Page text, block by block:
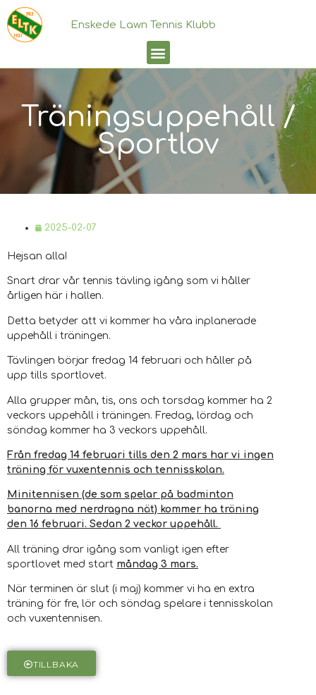
Enskede Lawn Tennis Klubb
Träningsuppehåll /
Sportlov
2025-02-07
Hejsan alla!
Snart drar vår tennis tävling igång som vi håller
årligen här i hallen.
Detta betyder att vi kommer ha våra inplanerade
uppehåll i träningen.
Tävlingen börjar fredag 14 februari och håller på
upp tills sportlovet.
Alla grupper mån, tis, ons och torsdag kommer ha 2
veckors uppehåll i träningen. Fredag, lördag och
söndag kommer ha 3 veckors uppehåll.
Från fredag 14 februari tills den 2 mars har vi ingen
träning för vuxentennis och tennisskolan.
Minitennisen (de som spelar på badminton
banorna med nerdragna nät) kommer ha träning
den 16 februari. Sedan 2 veckor uppehåll.
All träning drar igång som vanligt igen efter
sportlovet med start måndag 3 mars.
När terminen är slut (i maj) kommer vi ha en extra
träning för fre, lör och söndag spelare i tennisskolan
och vuxentennisen.
TILLBAKA